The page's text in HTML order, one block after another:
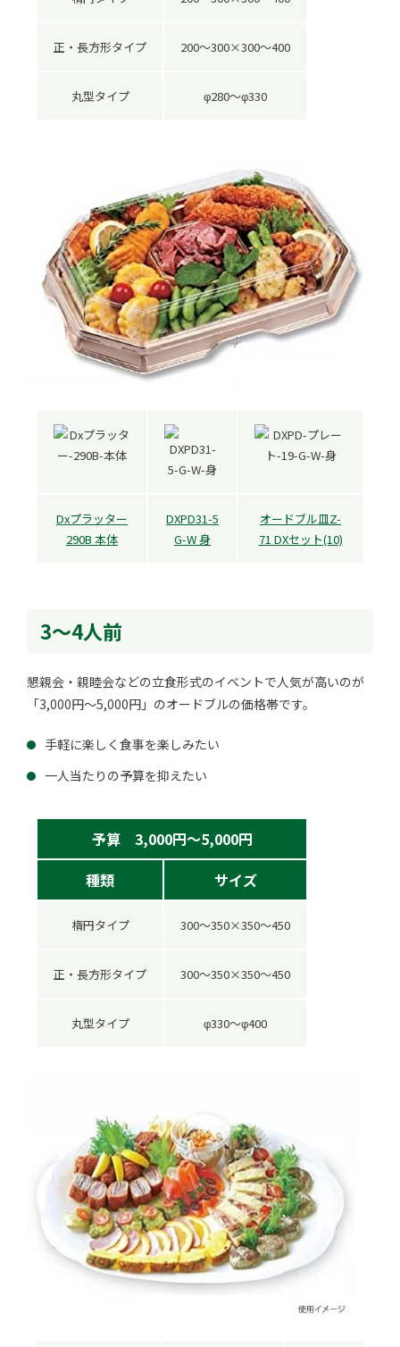
正・長方形タイプ 200～300×300～400
丸型タイプ φ280～φ330
Dxプラッター
290B 本体
DXPD31-5
G-W 身
オードブル皿Z-
71 DXセット(10)
3～4人前
懇親会・親睦会などの立食形式のイベントで人気が高いのが
「3,000円～5,000円」のオードブルの価格帯です。
手軽に楽しく食事を楽しみたい
一人当たりの予算を抑えたい
予算 3,000円～5,000円
種類
サイズ
楕円タイプ 300～350×350～450
正・長方形タイプ 300～350×350～450
丸型タイプ φ330～φ400